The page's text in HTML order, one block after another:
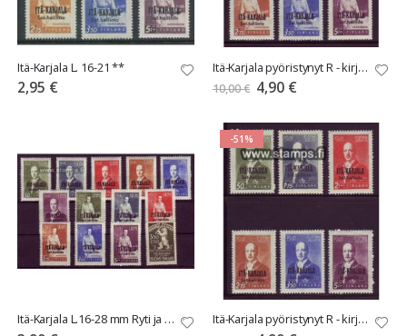
Itä-Karjala L. 16-21 **
2,95 €
Itä-Karjala pyöristynyt R - kirjain** 10€ tarjous
10,00 € Tarjoushinta
4,90 €
Itä-Karjala L.16-28 mm Ryti ja Marski sarjat **
-51%
Itä-Karjala pyöristynyt R - kirjain** 10€ tarjous